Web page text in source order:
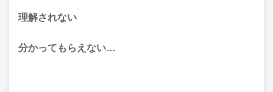
理解されない
分かってもらえない…